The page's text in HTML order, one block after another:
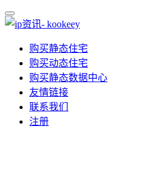
购买静态住宅
购买动态住宅
购买静态数据中心
友情链接
联系我们
注册